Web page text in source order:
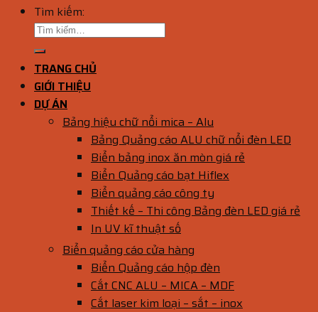
Tìm kiếm:
TRANG CHỦ
GIỚI THIỆU
DỰ ÁN
Bảng hiệu chữ nổi mica – Alu
Bảng Quảng cáo ALU chữ nổi đèn LED
Biển bảng inox ăn mòn giá rẻ
Biển Quảng cáo bạt Hiflex
Biển quảng cáo công ty
Thiết kế – Thi công Bảng đèn LED giá rẻ
In UV kĩ thuật số
Biển quảng cáo cửa hàng
Biển Quảng cáo hộp đèn
Cắt CNC ALU – MICA – MDF
Cắt laser kim loại – sắt – inox